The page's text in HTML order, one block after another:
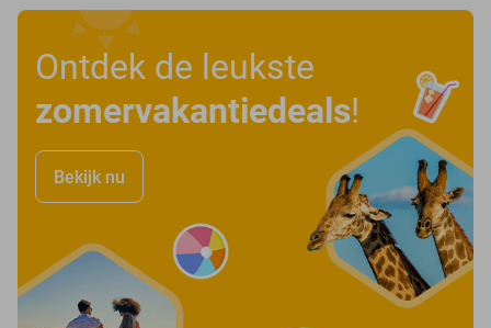
Ontdek de leukste
zomervakantiedeals!
Bekijk nu